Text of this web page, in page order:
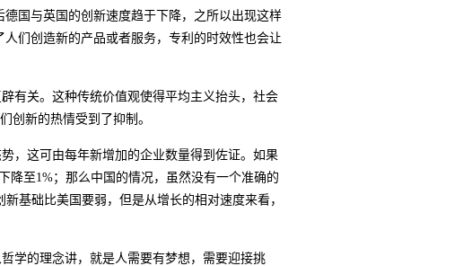
国与英国的创新速度趋于下降，之所以出现这样
们创造新的产品或者服务，专利的时效性也会让
有关。这种传统价值观使得平均主义抬头，社会
创新的热情受到了抑制。
，这可由每年新增加的企业数量得到佐证。如果
降至1%；那么中国的情况，虽然没有一个准确的
基础比美国要弱，但是从增长的相对速度来看，
学的理念讲，就是人需要有梦想，需要迎接挑